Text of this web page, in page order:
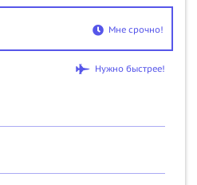
Мне срочно!
Нужно быстрее!